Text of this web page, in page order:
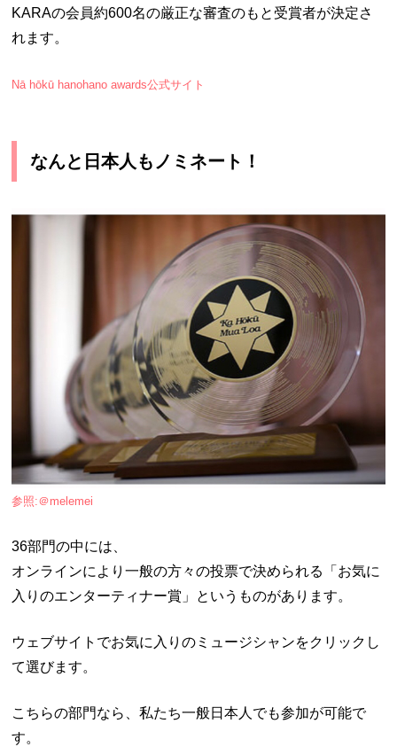
KARAの会員約600名の厳正な審査のもと受賞者が決定さ
れます。
Nā hōkū hanohano awards公式サイト
なんと日本人もノミネート！
参照:＠melemei
36部門の中には、
オンラインにより一般の方々の投票で決められる「お気に
入りのエンターティナー賞」というものがあります。
ウェブサイトでお気に入りのミュージシャンをクリックし
て選びます。
こちらの部門なら、私たち一般日本人でも参加が可能で
す。